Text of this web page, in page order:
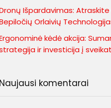
Išpardavimas:
Orlaivių
kėdė akcija:
ir investicija į
Naujausi komentarai